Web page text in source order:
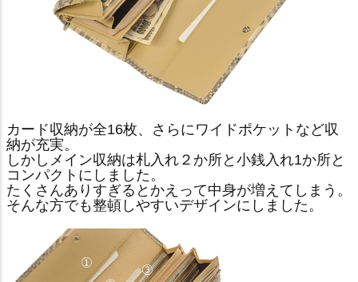
カード収納が全16枚、さらにワイドポケットなど収
納が充実。
しかしメイン収納は札入れ２か所と小銭入れ1か所と
コンパクトにしました。
たくさんありすぎるとかえって中身が増えてしまう。
そんな方でも整頓しやすいデザインにしました。